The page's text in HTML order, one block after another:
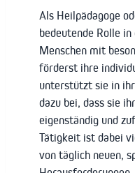
Als Heilpädagoge
bedeutende Rolle
Menschen mit
förderst ihre
unterstützt sie in
dazu bei, dass sie
eigenständig und
Tätigkeit ist dabei
von täglich neuen,